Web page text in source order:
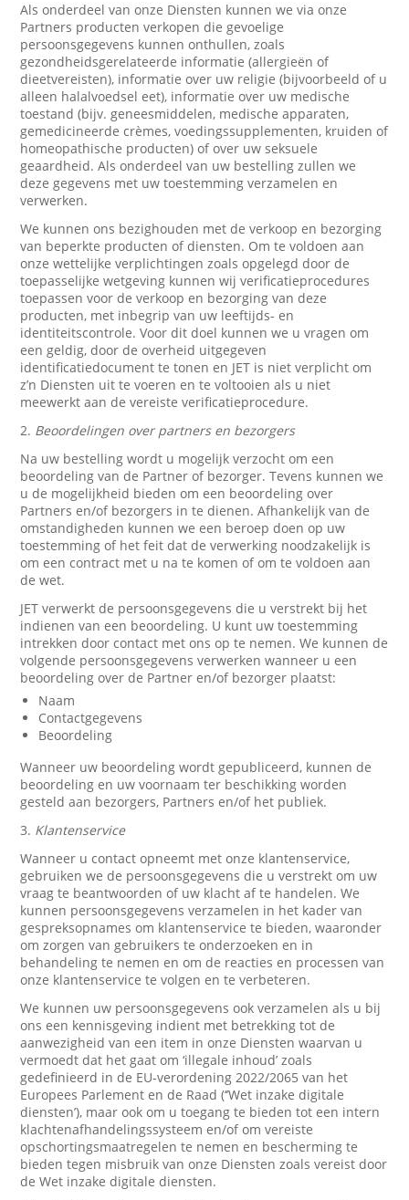
Als onderdeel van onze Diensten kunnen we via onze
Partners producten verkopen die gevoelige
persoonsgegevens kunnen onthullen, zoals
gezondheidsgerelateerde informatie (allergieën of
dieetvereisten), informatie over uw religie (bijvoorbeeld of u
alleen halalvoedsel eet), informatie over uw medische
toestand (bijv. geneesmiddelen, medische apparaten,
gemedicineerde crèmes, voedingssupplementen, kruiden of
homeopathische producten) of over uw seksuele
geaardheid. Als onderdeel van uw bestelling zullen we
deze gegevens met uw toestemming verzamelen en
verwerken.
We kunnen ons bezighouden met de verkoop en bezorging
van beperkte producten of diensten. Om te voldoen aan
onze wettelijke verplichtingen zoals opgelegd door de
toepasselijke wetgeving kunnen wij verificatieprocedures
toepassen voor de verkoop en bezorging van deze
producten, met inbegrip van uw leeftijds- en
identiteitscontrole. Voor dit doel kunnen we u vragen om
een geldig, door de overheid uitgegeven
identificatiedocument te tonen en JET is niet verplicht om
z’n Diensten uit te voeren en te voltooien als u niet
meewerkt aan de vereiste verificatieprocedure.
2. Beoordelingen over partners en bezorgers
Na uw bestelling wordt u mogelijk verzocht om een
beoordeling van de Partner of bezorger. Tevens kunnen we
u de mogelijkheid bieden om een beoordeling over
Partners en/of bezorgers in te dienen. Afhankelijk van de
omstandigheden kunnen we een beroep doen op uw
toestemming of het feit dat de verwerking noodzakelijk is
om een contract met u na te komen of om te voldoen aan
de wet.
JET verwerkt de persoonsgegevens die u verstrekt bij het
indienen van een beoordeling. U kunt uw toestemming
intrekken door contact met ons op te nemen. We kunnen de
volgende persoonsgegevens verwerken wanneer u een
beoordeling over de Partner en/of bezorger plaatst:
Naam
Contactgegevens
Beoordeling
Wanneer uw beoordeling wordt gepubliceerd, kunnen de
beoordeling en uw voornaam ter beschikking worden
gesteld aan bezorgers, Partners en/of het publiek.
3. Klantenservice
Wanneer u contact opneemt met onze klantenservice,
gebruiken we de persoonsgegevens die u verstrekt om uw
vraag te beantwoorden of uw klacht af te handelen. We
kunnen persoonsgegevens verzamelen in het kader van
gespreksopnames om klantenservice te bieden, waaronder
om zorgen van gebruikers te onderzoeken en in
behandeling te nemen en om de reacties en processen van
onze klantenservice te volgen en te verbeteren.
We kunnen uw persoonsgegevens ook verzamelen als u bij
ons een kennisgeving indient met betrekking tot de
aanwezigheid van een item in onze Diensten waarvan u
vermoedt dat het gaat om ‘illegale inhoud’ zoals
gedefinieerd in de EU-verordening 2022/2065 van het
Europees Parlement en de Raad (‘’Wet inzake digitale
diensten’), maar ook om u toegang te bieden tot een intern
klachtenafhandelingssysteem en/of om vereiste
opschortingsmaatregelen te nemen en bescherming te
bieden tegen misbruik van onze Diensten zoals vereist door
de Wet inzake digitale diensten.